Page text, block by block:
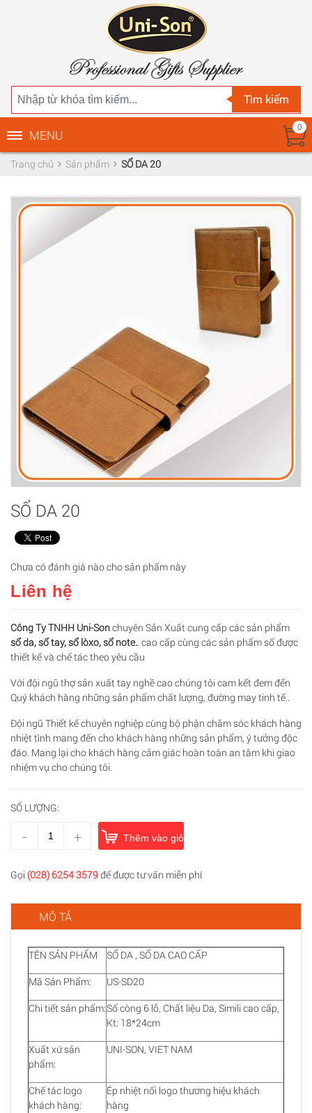
Tìm kiếm
0
MENU
Trang chủ Sản phẩm SỔ DA 20
SỔ DA 20
Chưa có đánh giá nào cho sản phẩm này
Liên hệ
Công Ty TNHH Uni-Sonchuyên Sản Xuất cung cấp các sản phẩm
sổ da, sổ tay, sổ lòxo, sổ note.. cao cấp cùng các sản phẩm sổ được
thiết kế và chế tác theo yêu cầu
Với đội ngũ thợ sản xuất tay nghề cao chúng tôi cam kết đem đến
Quý khách hàng những sản phẩm chất lượng, đường may tinh tế..
Đội ngũ Thiết kế chuyên nghiệp cùng bộ phận chăm sóc khách hàng
nhiệt tình mang đến cho khách hàng những sản phẩm, ý tưởng độc
đáo. Mang lại cho khách hàng cảm giác hoàn toàn an tâm khi giao
nhiệm vụ cho chúng tôi.
SỐ LƯỢNG:
- + Thêm vào giỏ hàng
Gọi (028) 6254 3579để được tư vấn miễn phí
MÔ TẢ
TÊN SẢN PHẨM
SỔ DA , SỔ DA CAO CẤP
Mã Sản Phẩm:
US-SD20
Chi tiết sản phẩm:Sổ còng 6 lỗ, Chất liệu Da, Simili cao cấp,
Kt: 18*24cm
Xuất xứ sản
phẩm:
UNI-SON, VIET NAM
Chế tác logo
khách hàng:
Ép nhiệt nổi logo thương hiệu khách
hàng